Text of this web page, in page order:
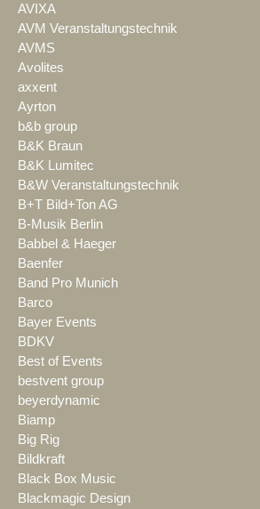
AVIXA
AVM Veranstaltungstechnik
AVMS
Avolites
axxent
Ayrton
b&b group
B&K Braun
B&K Lumitec
B&W Veranstaltungstechnik
B+T Bild+Ton AG
B-Musik Berlin
Babbel & Haeger
Baenfer
Band Pro Munich
Barco
Bayer Events
BDKV
Best of Events
bestvent group
beyerdynamic
Biamp
Big Rig
Bildkraft
Black Box Music
Blackmagic Design